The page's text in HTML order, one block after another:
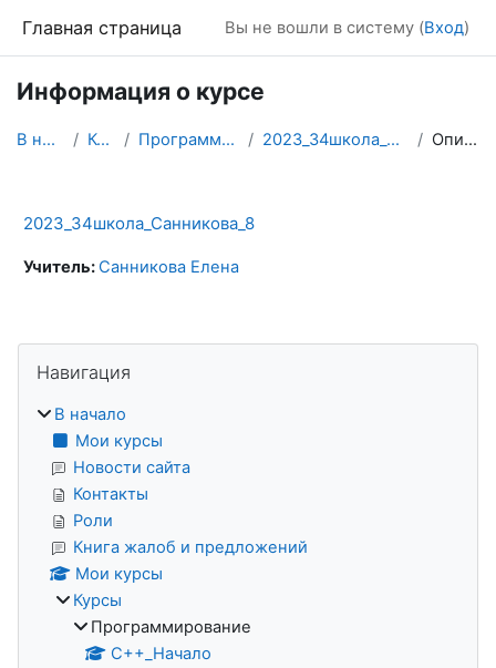
Главная страница Вы не вошли в систему (Вход)
Информация о курсе
В начало Курсы Программирование 2023_34школа_Санникова_8 Описание
2023_34школа_Санникова_8
Учитель:Санникова Елена
Блоки
Навигация
В начало
Мои курсы
Новости сайта
Контакты
Роли
Книга жалоб и предложений
Мои курсы
Курсы
Программирование
С++_Начало